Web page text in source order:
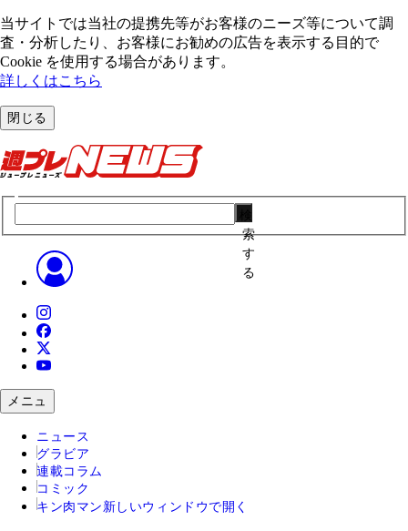
当サイトでは当社の提携先等がお客様のニーズ等について調
査・分析したり、お客様にお勧めの広告を表⽰する⽬的で
Cookie を使⽤する場合があります。
詳しくはこちら
閉じる
索
す
る
メニュ
ニュース
グラビア
連載コラム
コミック
キン肉マン 新しいウィンドウで開く